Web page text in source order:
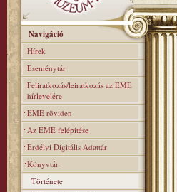
Navigáció
Hírek
Eseménytár
Feliratkozás/leiratkozás az EME
hírlevelére
EME röviden
Az EME felépitése
Erdélyi Digitális Adattár
Könyvtár
Története